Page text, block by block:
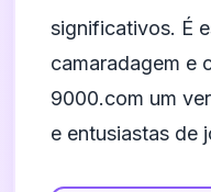
significativos. É
camaradagem e
9000.com um
e entusiastas de